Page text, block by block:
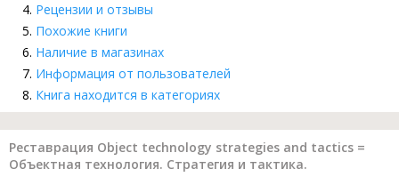
Рецензии и отзывы
Похожие книги
Наличие в магазинах
Информация от пользователей
Книга находится в категориях
Реставрация Object technology strategies and tactics =
Объектная технология. Стратегия и тактика.